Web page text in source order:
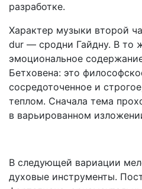
разработке.
Характер музыки второй
dur — сродни Гайдну. В то
эмоциональное
Бетховена: это
сосредоточенное и
теплом. Сначала тема
в варьированном
В следующей вариации
духовые инструменты.